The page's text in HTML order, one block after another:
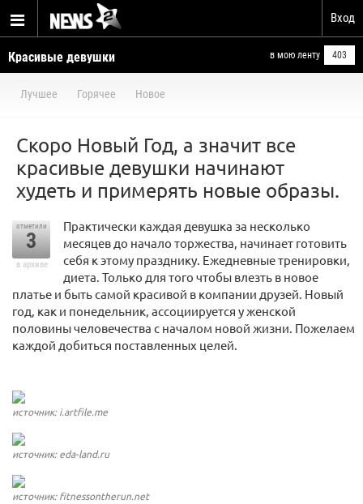
Вход
Красивые девушки в мою ленту 403
Лучшее Горячее Новое
Скоро Новый Год, а значит все
красивые девушки начинают
худеть и примерять новые образы.
отметили
3
в архиве
Практически каждая девушка за несколько
месяцев до начало торжества, начинает готовить
себя к этому празднику. Ежедневные тренировки,
диета. Только для того чтобы влезть в новое
платье и быть самой красивой в компании друзей. Новый
год, как и понедельник, ассоциируется у женской
половины человечества с началом новой жизни. Пожелаем
каждой добиться поставленных целей.
источник: i.artfile.me
источник: eda-land.ru
источник: fitnessontherun.net